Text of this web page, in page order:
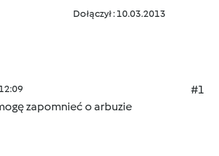
Dołączył : 10.03.2013
#1
zapomnieć o arbuzie